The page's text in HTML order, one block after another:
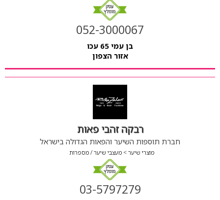
052-3000067
בן עמי 65 עכו
אזור הצפון
רבקה זהבי פאות
חברת תוספות השיער והפאות הגדולה בישראל
מוצרי שיער מעצבי שיער / מספרות
03-5797279